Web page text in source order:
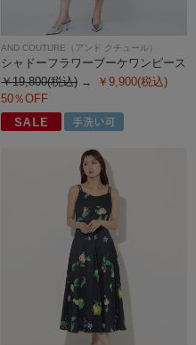
AND COUTURE（アンド クチュール）
シャドーフラワーブーケワンピース
￥19,800(税込)
￥9,900(税込)
50％OFF